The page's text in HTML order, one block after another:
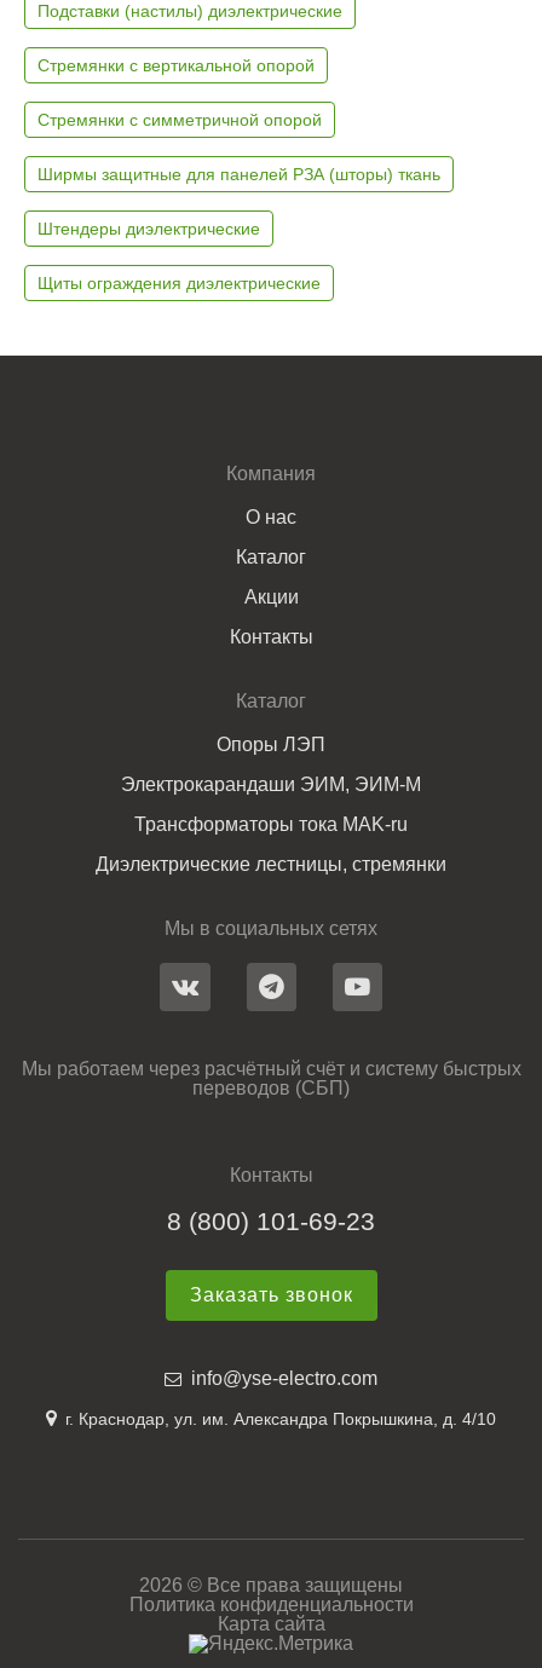
Подставки (настилы) диэлектрические
Стремянки с вертикальной опорой
Стремянки с симметричной опорой
Ширмы защитные для панелей РЗА (шторы) ткань
Штендеры диэлектрические
Щиты ограждения диэлектрические
Компания
О нас
Каталог
Акции
Контакты
Каталог
Опоры ЛЭП
Электрокарандаши ЭИМ, ЭИМ-М
Трансформаторы тока MAK-ru
Диэлектрические лестницы, стремянки
Мы в социальных сетях
Мы работаем через расчётный счёт и систему быстрых
переводов (СБП)
Контакты
8 (800) 101-69-23
Заказать звонок
info@yse-electro.com
г. Краснодар, ул. им. Александра Покрышкина, д. 4/10
2026 © Все права защищены
Политика конфиденциальности
Карта сайта